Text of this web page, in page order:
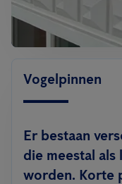
Vogelpinnen
Er bestaan
die meestal als
worden. Korte